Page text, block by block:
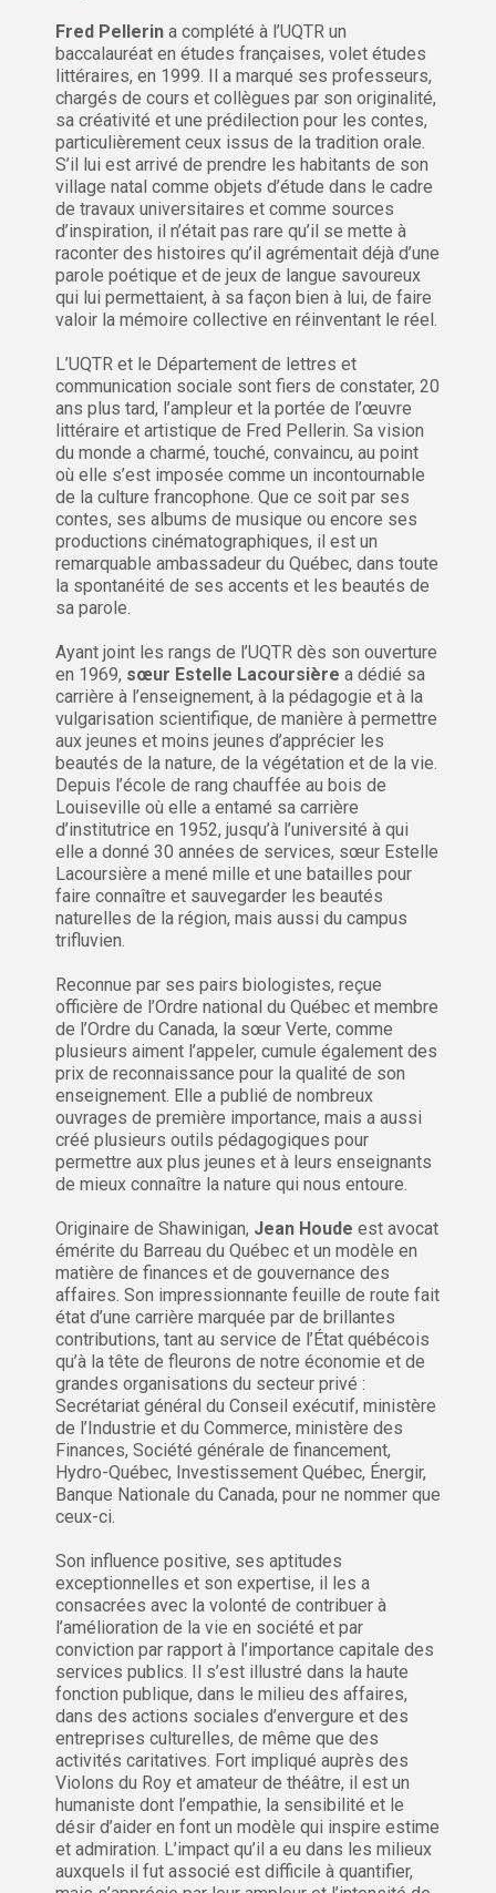
Fred Pellerin a complété à l’UQTR un
baccalauréat en études françaises, volet études
littéraires, en 1999. Il a marqué ses professeurs,
chargés de cours et collègues par son originalité,
sa créativité et une prédilection pour les contes,
particulièrement ceux issus de la tradition orale.
S’il lui est arrivé de prendre les habitants de son
village natal comme objets d’étude dans le cadre
de travaux universitaires et comme sources
d’inspiration, il n’était pas rare qu’il se mette à
raconter des histoires qu’il agrémentait déjà d’une
parole poétique et de jeux de langue savoureux
qui lui permettaient, à sa façon bien à lui, de faire
valoir la mémoire collective en réinventant le réel.
L’UQTR et le Département de lettres et
communication sociale sont fiers de constater, 20
ans plus tard, l’ampleur et la portée de l’œuvre
littéraire et artistique de Fred Pellerin. Sa vision
du monde a charmé, touché, convaincu, au point
où elle s’est imposée comme un incontournable
de la culture francophone. Que ce soit par ses
contes, ses albums de musique ou encore ses
productions cinématographiques, il est un
remarquable ambassadeur du Québec, dans toute
la spontanéité de ses accents et les beautés de
sa parole.
Ayant joint les rangs de l’UQTR dès son ouverture
en 1969, sœur Estelle Lacoursière a dédié sa
carrière à l’enseignement, à la pédagogie et à la
vulgarisation scientifique, de manière à permettre
aux jeunes et moins jeunes d’apprécier les
beautés de la nature, de la végétation et de la vie.
Depuis l’école de rang chauffée au bois de
Louiseville où elle a entamé sa carrière
d’institutrice en 1952, jusqu’à l’université à qui
elle a donné 30 années de services, sœur Estelle
Lacoursière a mené mille et une batailles pour
faire connaître et sauvegarder les beautés
naturelles de la région, mais aussi du campus
trifluvien.
Reconnue par ses pairs biologistes, reçue
officière de l’Ordre national du Québec et membre
de l’Ordre du Canada, la sœur Verte, comme
plusieurs aiment l’appeler, cumule également des
prix de reconnaissance pour la qualité de son
enseignement. Elle a publié de nombreux
ouvrages de première importance, mais a aussi
créé plusieurs outils pédagogiques pour
permettre aux plus jeunes et à leurs enseignants
de mieux connaître la nature qui nous entoure.
Originaire de Shawinigan, Jean Houde est avocat
émérite du Barreau du Québec et un modèle en
matière de finances et de gouvernance des
affaires. Son impressionnante feuille de route fait
état d’une carrière marquée par de brillantes
contributions, tant au service de l’État québécois
qu’à la tête de fleurons de notre économie et de
grandes organisations du secteur privé :
Secrétariat général du Conseil exécutif, ministère
de l’Industrie et du Commerce, ministère des
Finances, Société générale de financement,
Hydro-Québec, Investissement Québec, Énergir,
Banque Nationale du Canada, pour ne nommer que
ceux-ci.
Son influence positive, ses aptitudes
exceptionnelles et son expertise, il les a
consacrées avec la volonté de contribuer à
l’amélioration de la vie en société et par
conviction par rapport à l’importance capitale des
services publics. Il s’est illustré dans la haute
fonction publique, dans le milieu des affaires,
dans des actions sociales d’envergure et des
entreprises culturelles, de même que des
activités caritatives. Fort impliqué auprès des
Violons du Roy et amateur de théâtre, il est un
humaniste dont l’empathie, la sensibilité et le
désir d’aider en font un modèle qui inspire estime
et admiration. L’impact qu’il a eu dans les milieux
auxquels il fut associé est difficile à quantifier,